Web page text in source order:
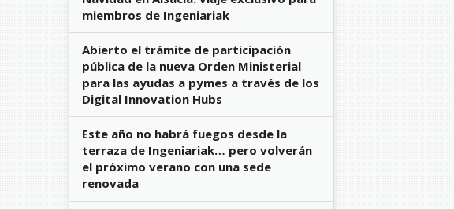
miembros de Ingeniariak
Abierto el trámite de participación
pública de la nueva Orden Ministerial
para las ayudas a pymes a través de los
Digital Innovation Hubs
Este año no habrá fuegos desde la
terraza de Ingeniariak… pero volverán
el próximo verano con una sede
renovada